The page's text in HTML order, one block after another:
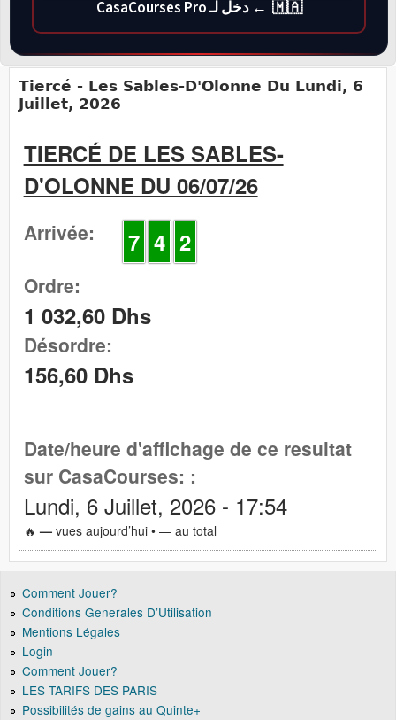
🇲🇦 ← دخل لـ CasaCourses Pro
Tiercé - Les Sables-D'Olonne Du Lundi, 6
Juillet, 2026
TIERCÉ DE LES SABLES-
D'OLONNE DU 06/07/26
Arrivée: 7 4 2
Ordre:
1 032,60 Dhs
Désordre:
156,60 Dhs
Date/heure d'affichage de ce resultat
sur CasaCourses: :
Lundi, 6 Juillet, 2026 - 17:54
🔥 —vues aujourd’hui • —au total
Comment Jouer?
Conditions Generales D’Utilisation
Mentions Légales
Login
Comment Jouer?
LES TARIFS DES PARIS
Possibilités de gains au Quinte+